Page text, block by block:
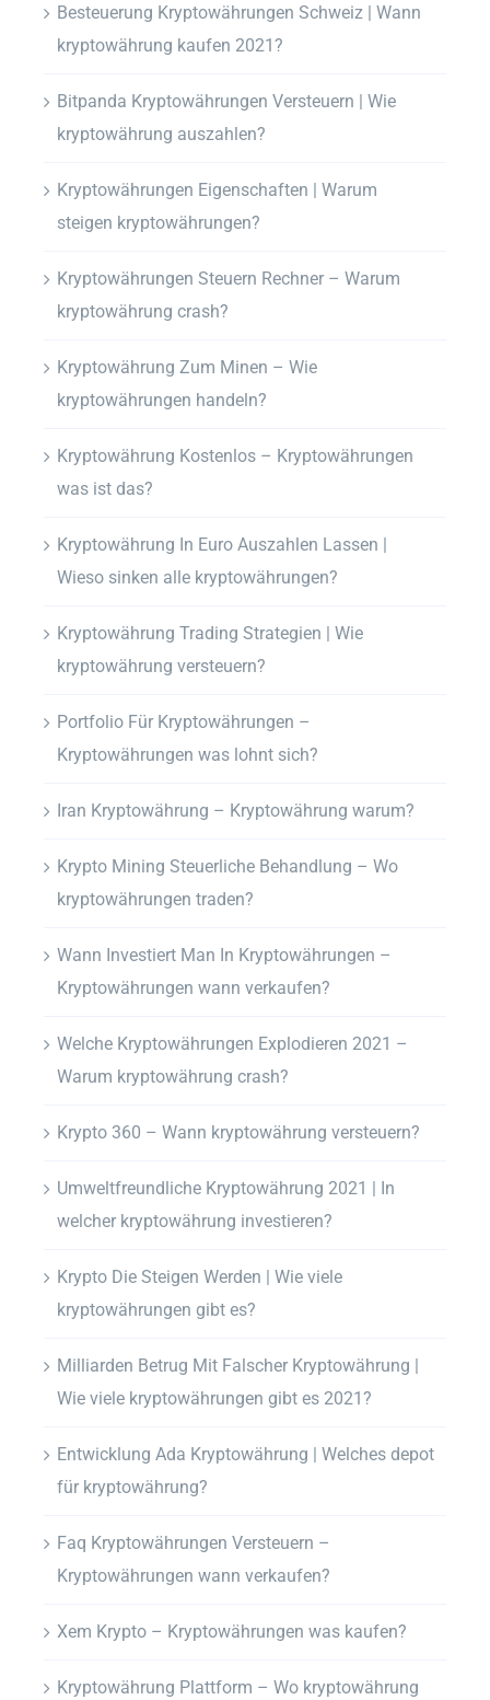
Besteuerung Kryptowährungen Schweiz | Wann
kryptowährung kaufen 2021?
Bitpanda Kryptowährungen Versteuern | Wie
kryptowährung auszahlen?
Kryptowährungen Eigenschaften | Warum
steigen kryptowährungen?
Kryptowährungen Steuern Rechner – Warum
kryptowährung crash?
Kryptowährung Zum Minen – Wie
kryptowährungen handeln?
Kryptowährung Kostenlos – Kryptowährungen
was ist das?
Kryptowährung In Euro Auszahlen Lassen |
Wieso sinken alle kryptowährungen?
Kryptowährung Trading Strategien | Wie
kryptowährung versteuern?
Portfolio Für Kryptowährungen –
Kryptowährungen was lohnt sich?
Iran Kryptowährung – Kryptowährung warum?
Krypto Mining Steuerliche Behandlung – Wo
kryptowährungen traden?
Wann Investiert Man In Kryptowährungen –
Kryptowährungen wann verkaufen?
Welche Kryptowährungen Explodieren 2021 –
Warum kryptowährung crash?
Krypto 360 – Wann kryptowährung versteuern?
Umweltfreundliche Kryptowährung 2021 | In
welcher kryptowährung investieren?
Krypto Die Steigen Werden | Wie viele
kryptowährungen gibt es?
Milliarden Betrug Mit Falscher Kryptowährung |
Wie viele kryptowährungen gibt es 2021?
Entwicklung Ada Kryptowährung | Welches depot
für kryptowährung?
Faq Kryptowährungen Versteuern –
Kryptowährungen wann verkaufen?
Xem Krypto – Kryptowährungen was kaufen?
Kryptowährung Plattform – Wo kryptowährung